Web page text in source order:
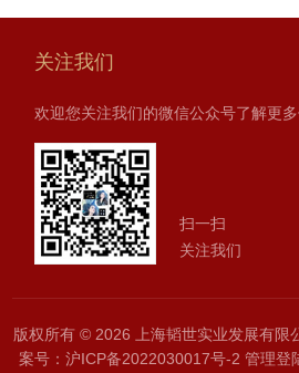
关注我们
欢迎您关注我们的微信公众号了解更多
扫一扫
关注我们
版权所有 © 2026 上海韬世实业发展有限
案号：沪ICP备2022030017号-2 管理登